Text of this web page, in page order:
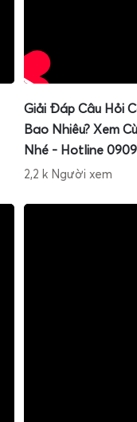
Giải Đáp Câu Hỏi
Bao Nhiêu? Xem
Nhé - Hotline
2,2 k Người xem